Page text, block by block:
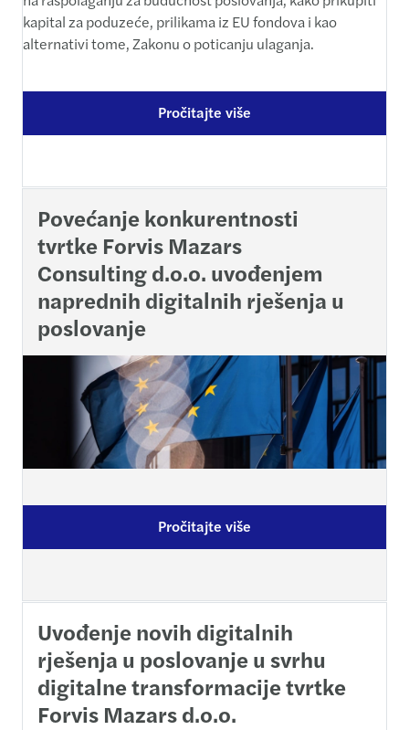
kapital za poduzeće, prilikama iz EU fondova i kao
alternativi tome, Zakonu o poticanju ulaganja.
Pročitajte više
Povećanje konkurentnosti
tvrtke Forvis Mazars
Consulting d.o.o. uvođenjem
naprednih digitalnih rješenja u
poslovanje
Pročitajte više
Uvođenje novih digitalnih
rješenja u poslovanje u svrhu
digitalne transformacije tvrtke
Forvis Mazars d.o.o.